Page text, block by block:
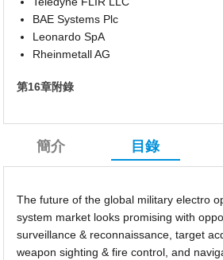
BAE Systems Plc
Leonardo SpA
Rheinmetall AG
第16章附錄
簡介 目錄
The future of the global military electro
system market looks promising with
surveillance & reconnaissance, target
weapon sighting & fire control, and